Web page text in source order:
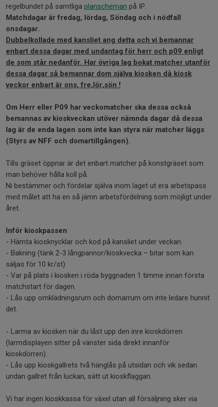
regelbundet på samtliga planscheman på IP.
Matchdagar är fredag, lördag, Söndag och i nödfall
onsdagar.
Dubbelkollade med kansliet ang detta och vi bemannar
enbart dessa dagar med undantag för herr och p09 enligt
de som står nedanför. Har övriga lag bokat matcher utanför
dessa dagar så bemannar dom själva kiosken då kiosk
veckor enbart är ons, fre,lör,sön !
Om Herr eller P09 har veckomatcher ska dessa också
bemannas av kioskveckan utöver nämnda dagar då dessa
lag är de enda lagen som inte kan styra när matcher läggs
(Styrs av NFF och domartillgången).
Tills gräset öppnar är det enbart matcher på konstgräset som
man behöver hålla koll på.
Ni bestämmer och fördelar själva inom laget ut era arbetspass
med målet att ha en så jämn arbetsfördelning som möjligt under
året.
Inför kioskpassen
- Hämta kiosknycklar och kod på kansliet under veckan.
- Bakning (tänk 2-3 långpannor/kioskvecka – bitar som kan
säljas för 10 kr/st)
- Var på plats i kiosken i röda byggnaden 1 timme innan första
matchstart för dagen.
- Lås upp omklädningsrum och domarrum om inte ledare hunnit
det.
- Larma av kiosken när du låst upp den inre kioskdörren
(larmdisplayen sitter på vänster sida direkt innanför
kioskdörren).
- Lås upp kioskgallrets två hänglås på utsidan och vik sedan
undan gallret från luckan, sätt ut kioskflaggan.
Vi har ingen kioskkassa för växel utan all försäljning sker via